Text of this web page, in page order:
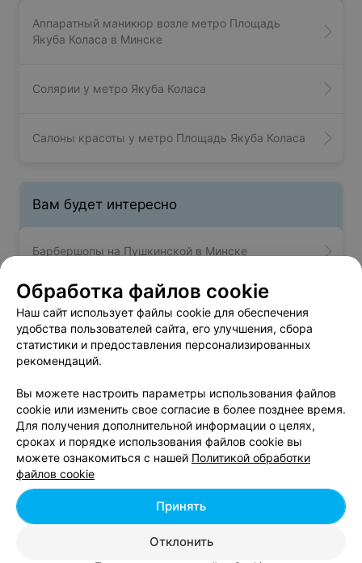
Аппаратный маникюр возле метро Площадь
Якуба Коласа в Минске
Солярии у метро Якуба Коласа
Салоны красоты у метро Площадь Якуба Коласа
Вам будет интересно
Барбершопы на Пушкинской в Минске
Барбершопы возле метро Спортивная в Минске
Барбершопы возле метро Уручье в Минске
Добавить компанию
Обработка файлов cookie
Наш сайт использует файлы cookie для обеспечения
удобства пользователей сайта, его улучшения, сбора
статистики и предоставления персонализированных
рекомендаций.
Вы можете настроить параметры использования файлов
cookie или изменить свое согласие в более позднее время.
Для получения дополнительной информации о целях,
сроках и порядке использования файлов cookie вы
можете ознакомиться с нашей Политикой обработки
файлов cookie
Отклонить
Принять